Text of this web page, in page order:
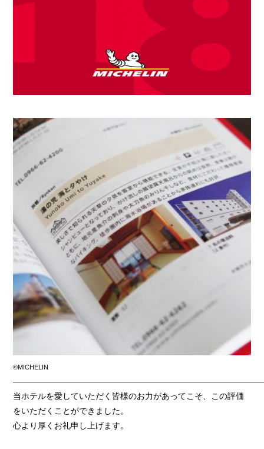
©MICHELIN
当ホテルを愛していただく皆様のお力があってこそ、この評価
をいただくことができました。
心より厚くお礼申し上げます。